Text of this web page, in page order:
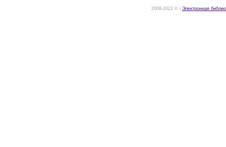
2008-2022 © | Электронная